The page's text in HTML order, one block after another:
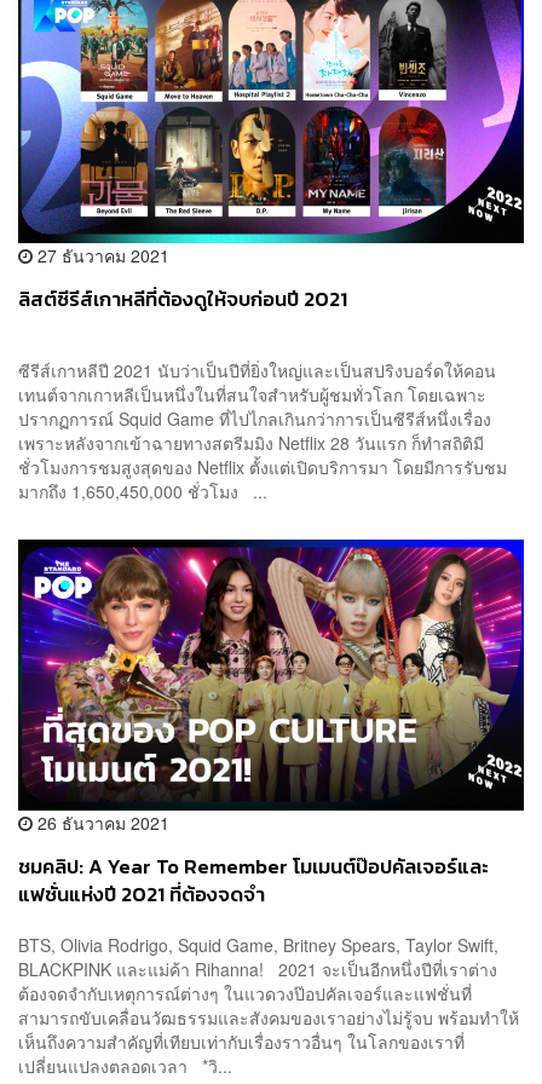
27 ธันวาคม 2021
ลิสต์ซีรีส์เกาหลีที่ต้องดูให้จบก่อนปี 2021
ซีรีส์เกาหลีปี 2021 นับว่าเป็นปีที่ยิ่งใหญ่และเป็นสปริงบอร์ดให้คอน
เทนต์จากเกาหลีเป็นหนึ่งในที่สนใจสำหรับผู้ชมทั่วโลก โดยเฉพาะ
ปรากฏการณ์ Squid Game ที่ไปไกลเกินกว่าการเป็นซีรีส์หนึ่งเรื่อง
เพราะหลังจากเข้าฉายทางสตรีมมิง Netflix 28 วันแรก ก็ทำสถิติมี
ชั่วโมงการชมสูงสุดของ Netflix ตั้งแต่เปิดบริการมา โดยมีการรับชม
มากถึง 1,650,450,000 ชั่วโมง ...
26 ธันวาคม 2021
ชมคลิป: A Year To Remember โมเมนต์ป๊อปคัลเจอร์และ
แฟชั่นแห่งปี 2021 ที่ต้องจดจำ
BTS, Olivia Rodrigo, Squid Game, Britney Spears, Taylor Swift,
BLACKPINK และแม่ค้า Rihanna! 2021 จะเป็นอีกหนึ่งปีที่เราต่าง
ต้องจดจำกับเหตุการณ์ต่างๆ ในแวดวงป๊อปคัลเจอร์และแฟชั่นที่
สามารถขับเคลื่อนวัฒธรรมและสังคมของเราอย่างไม่รู้จบ พร้อมทำให้
เห็นถึงความสำคัญที่เทียบเท่ากับเรื่องราวอื่นๆ ในโลกของเราที่
เปลี่ยนแปลงตลอดเวลา *วิ...